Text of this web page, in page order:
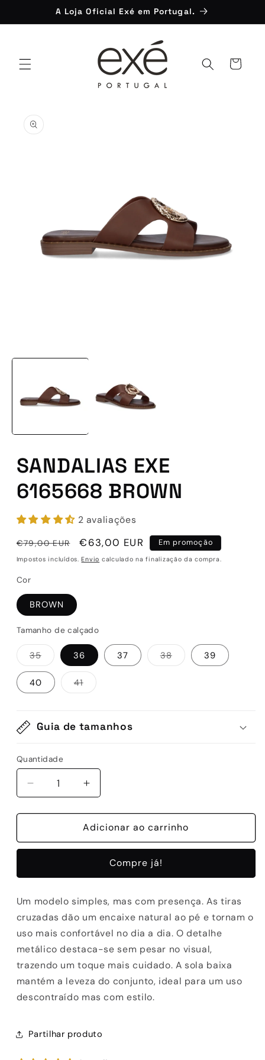
conteúdo
A Loja Oficial Exé em Portugal.
Carrinho
informação
do produto
conteúdo
SANDALIAS EXE
6165668 BROWN
2 avaliações
Preço
normal
€79,00 EUR
Preço
de
€63,00 EUR Em promoção
Impostos incluídos.Envio calculado na finalização da compra.
Cor
BROWN
Tamanho de calçado
35Variante
esgotada
ou
indisponível
36 37 38Variante
esgotada
39
40 41Variante
esgotada
Guia de tamanhos
Quantidade
Quantidade
Diminuir
a
quantidade
SANDALIAS
BROWN
Aumentar
a
quantidade
de
SANDALIAS
6165668
BROWN
Adicionar ao carrinho
Compre já!
Um modelo simples, mas com presença. As tiras
cruzadas dão um encaixe natural ao pé e tornam o
uso mais confortável no dia a dia. O detalhe
metálico destaca-se sem pesar no visual,
trazendo um toque mais cuidado. A sola baixa
mantém a leveza do conjunto, ideal para um uso
descontraído mas com estilo.
Partilhar produto